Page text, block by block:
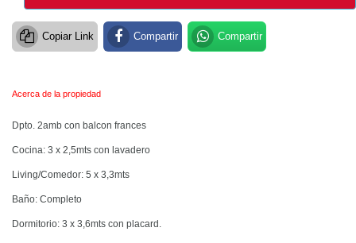
Copiar Link Compartir Compartir
Acerca de la propiedad
Dpto. 2amb con balcon frances
Cocina: 3 x 2,5mts con lavadero
Living/Comedor: 5 x 3,3mts
Baño: Completo
Dormitorio: 3 x 3,6mts con placard.